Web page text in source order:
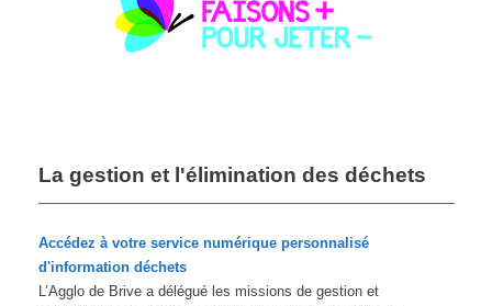
La gestion et l'élimination des déchets
Accédez à votre service numérique personnalisé
d'information déchets
L’Agglo de Brive a délégué les missions de gestion et